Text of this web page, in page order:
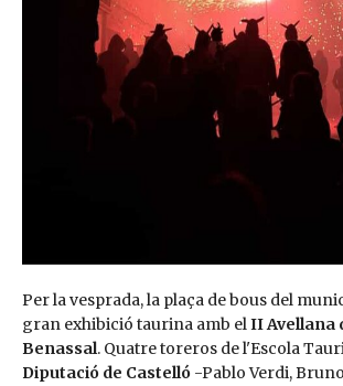
Per la vesprada, la plaça de bous del
gran exhibició taurina amb elII Avellana
Benassal. Quatre toreros de l'Escola
Diputació de Castelló -Pablo Verdi,